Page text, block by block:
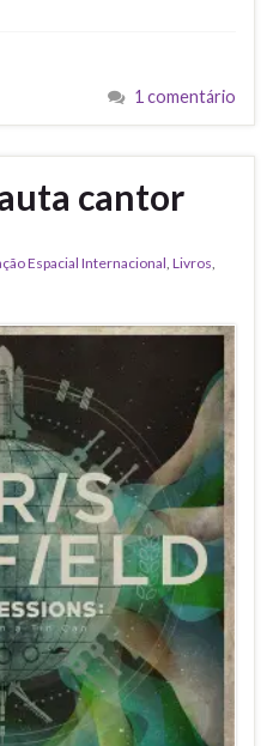
1 comentário
cantor
Espacial Internacional, Livros,